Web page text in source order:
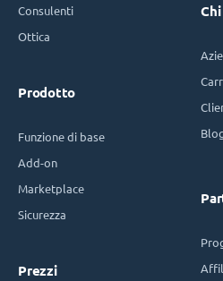
Consulenti
Ottica
Prodotto
Funzione di base
Add-on
Marketplace
Sicurezza
Prezzi